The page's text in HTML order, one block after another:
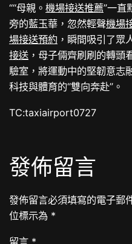
““母親。機場接送推薦”一直
旁的藍玉華，忽然輕聲機場
場接送預約 ，瞬間吸引了眾
接送 ，母子倆齊刷刷的轉頭
驗室，將運動中的堅韌意志
科技與體育的“雙向奔赴”。
TC:taxiairport0727
發佈留言
發佈留言必須填寫的電子郵
位標示為 *
留言 *